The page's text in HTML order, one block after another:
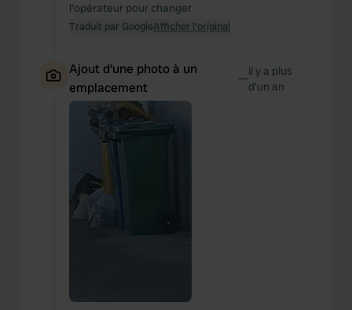
l'opérateur pour changer
Traduit par GoogleAfficher l'original
Ajout d'une photo à un
emplacement
—il y a plus
d’un an